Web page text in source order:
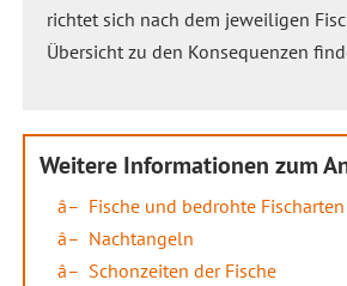
richtet sich nach dem jeweiligen
Übersicht zu den Konsequenzen
Weitere Informationen zum
Fische und bedrohte Fischarten
Nachtangeln
Schonzeiten der Fische